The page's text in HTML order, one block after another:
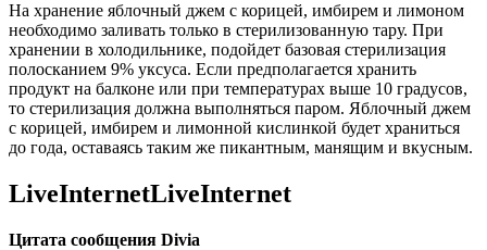
На хранение яблочный джем с корицей, имбирем и лимоном
необходимо заливать только в стерилизованную тару. При
хранении в холодильнике, подойдет базовая стерилизация
полосканием 9% уксуса. Если предполагается хранить
продукт на балконе или при температурах выше 10 градусов,
то стерилизация должна выполняться паром. Яблочный джем
с корицей, имбирем и лимонной кислинкой будет храниться
до года, оставаясь таким же пикантным, манящим и вкусным.
LiveInternetLiveInternet
Цитата сообщения Divia